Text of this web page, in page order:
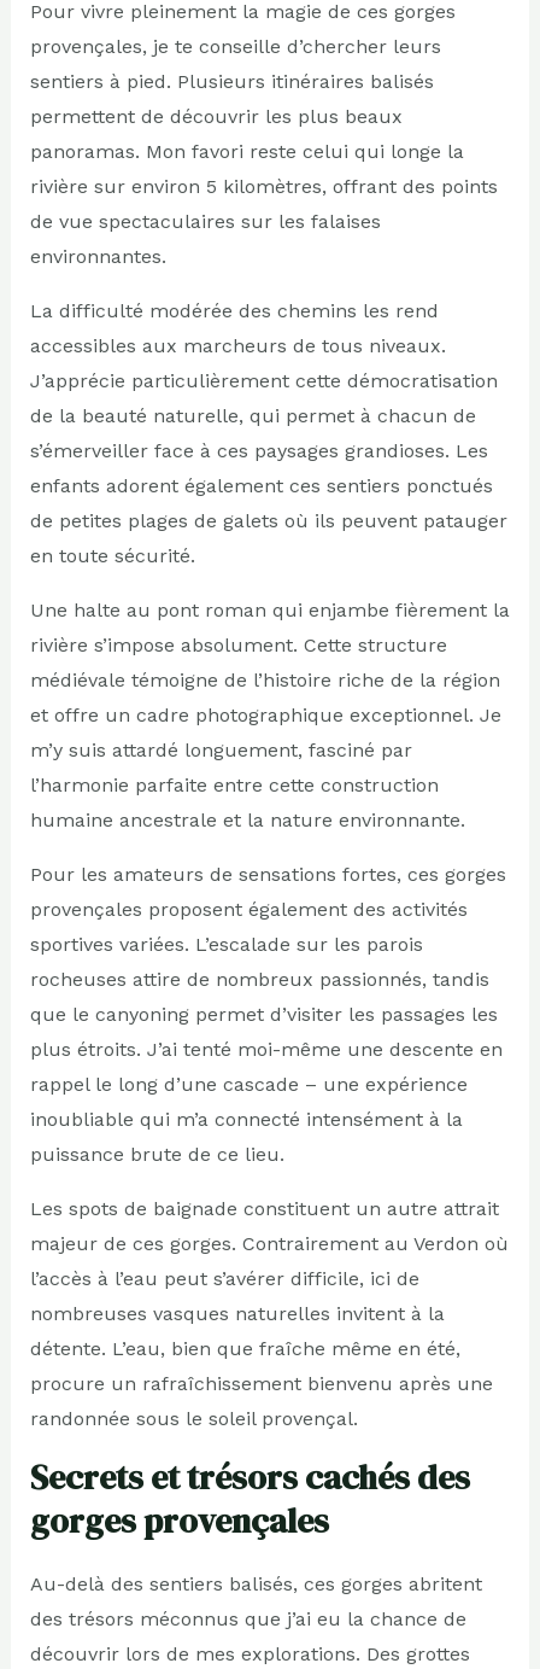
Pour vivre pleinement la magie de ces gorges
provençales, je te conseille d’chercher leurs
sentiers à pied. Plusieurs itinéraires balisés
permettent de découvrir les plus beaux
panoramas. Mon favori reste celui qui longe la
rivière sur environ 5 kilomètres, offrant des points
de vue spectaculaires sur les falaises
environnantes.
La difficulté modérée des chemins les rend
accessibles aux marcheurs de tous niveaux.
J’apprécie particulièrement cette démocratisation
de la beauté naturelle, qui permet à chacun de
s’émerveiller face à ces paysages grandioses. Les
enfants adorent également ces sentiers ponctués
de petites plages de galets où ils peuvent patauger
en toute sécurité.
Une halte au pont roman qui enjambe fièrement la
rivière s’impose absolument. Cette structure
médiévale témoigne de l’histoire riche de la région
et offre un cadre photographique exceptionnel. Je
m’y suis attardé longuement, fasciné par
l’harmonie parfaite entre cette construction
humaine ancestrale et la nature environnante.
Pour les amateurs de sensations fortes, ces gorges
provençales proposent également des activités
sportives variées. L’escalade sur les parois
rocheuses attire de nombreux passionnés, tandis
que le canyoning permet d’visiter les passages les
plus étroits. J’ai tenté moi-même une descente en
rappel le long d’une cascade – une expérience
inoubliable qui m’a connecté intensément à la
puissance brute de ce lieu.
Les spots de baignade constituent un autre attrait
majeur de ces gorges. Contrairement au Verdon où
l’accès à l’eau peut s’avérer difficile, ici de
nombreuses vasques naturelles invitent à la
détente. L’eau, bien que fraîche même en été,
procure un rafraîchissement bienvenu après une
randonnée sous le soleil provençal.
Secrets et trésors cachés des
gorges provençales
Au-delà des sentiers balisés, ces gorges abritent
des trésors méconnus que j’ai eu la chance de
découvrir lors de mes explorations. Des grottes